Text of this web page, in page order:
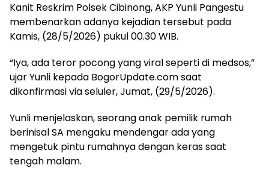
Kanit Reskrim Polsek Cibinong, AKP Yunli Pangestu
membenarkan adanya kejadian tersebut pada
Kamis, (28/5/2026) pukul 00.30 WIB.
“Iya, ada teror pocong yang viral seperti di medsos,”
ujar Yunli kepada BogorUpdate.com saat
dikonfirmasi via seluler, Jumat, (29/5/2026).
Yunli menjelaskan, seorang anak pemilik rumah
berinisal SA mengaku mendengar ada yang
mengetuk pintu rumahnya dengan keras saat
tengah malam.